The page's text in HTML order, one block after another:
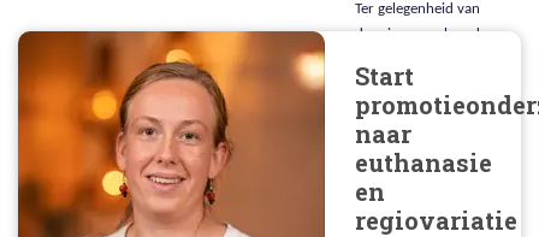
Ter gelegenheid van
deze inaugurele rede
vrijdagochtend een
symposium
georganiseerd met
als thema “de
Zorgende
gemeenschap.”
Start
naar
euthanasie
en
regiovariatie